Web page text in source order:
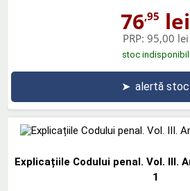
76,95 lei
PRP: 95,00 lei
stoc indisponibil
➤ alertă stoc
Explicațiile Codului penal. Vol. III.
1